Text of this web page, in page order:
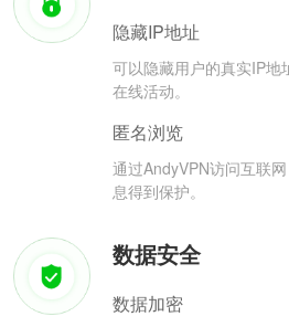
隐藏IP地址
可以隐藏用户的真实IP地
在线活动。
匿名浏览
通过AndyVPN访问互联
息得到保护。
数据安全
数据加密